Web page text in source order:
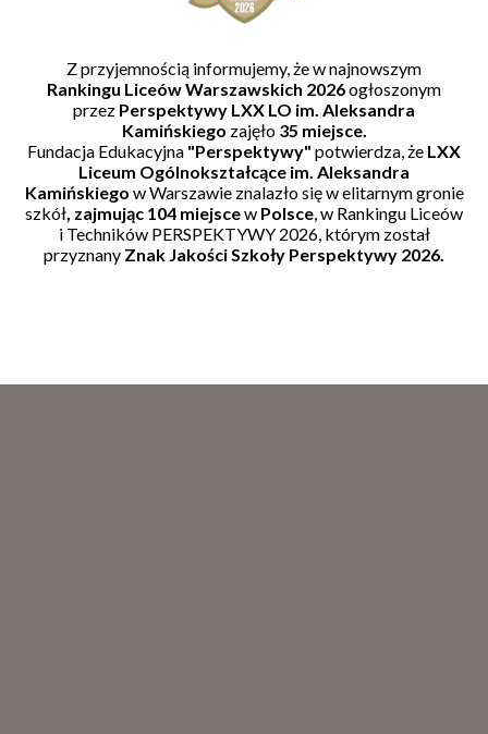
Z przyjemnością informujemy, że w najnowszym
Rankingu Liceów Warszawskich 2026ogłoszonym
przez Perspektywy LXX LO im. Aleksandra
Kamińskiego zajęło 35 miejsce.
Fundacja Edukacyjna "Perspektywy" potwierdza, że LXX
Liceum Ogólnokształcące im. Aleksandra
Kamińskiego w Warszawie znalazło się w elitarnym gronie
szkół, zajmując 104 miejscew Polsce, w Rankingu Liceów
i Techników PERSPEKTYWY 2026, którym został
przyznany Znak Jakości Szkoły Perspektywy 2026.